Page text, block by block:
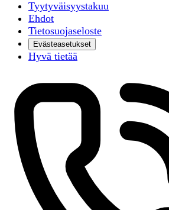
Tyytyväisyystakuu
Ehdot
Tietosuojaseloste
Evästeasetukset
Hyvä tietää